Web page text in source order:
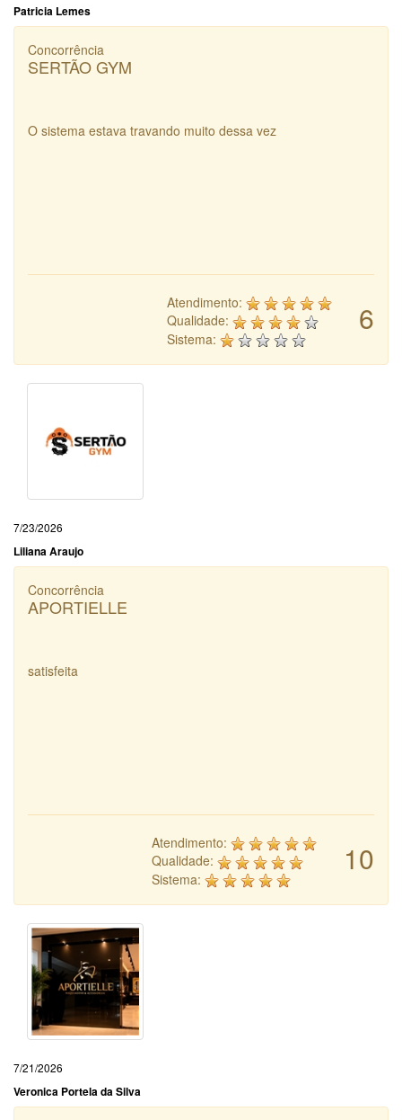
Patricia Lemes
Concorrência
SERTÃO GYM
O sistema estava travando muito dessa vez
6
Atendimento:
Qualidade:
Sistema:
7/23/2026
Liliana Araujo
Concorrência
APORTIELLE
satisfeita
10
Atendimento:
Qualidade:
Sistema:
7/21/2026
Veronica Portela da Silva